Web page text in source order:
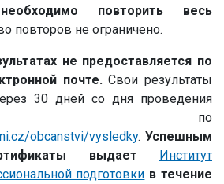
повторить весь
повторов не ограничено.
не предоставляется по
почте.Свои результаты
30 дней со дня проведения
по
obcanstvi/vysledky. Успешным
выдает Институт
подготовки в течение